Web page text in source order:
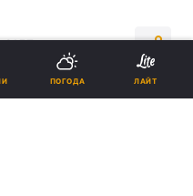
2157
нас в Google
ПОГОДА ЛАЙТ